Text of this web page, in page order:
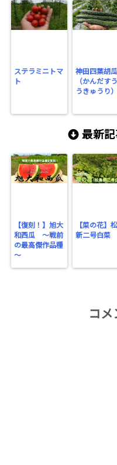
ステラミニトマ
ト
神田四葉胡瓜
（かんだす
うきゅうり）
最新
【復刻！】旭大
和西瓜 ～戦前
の最高傑作品種
～
【菜の花】
新二号白菜
コメ